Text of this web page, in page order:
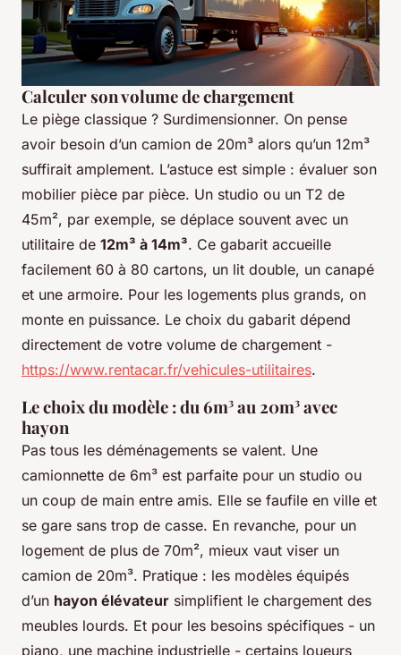
Calculer son volume de chargement
Le piège classique ? Surdimensionner. On pense
avoir besoin d’un camion de 20m³ alors qu’un 12m³
suffirait amplement. L’astuce est simple : évaluer son
mobilier pièce par pièce. Un studio ou un T2 de
45m², par exemple, se déplace souvent avec un
utilitaire de 12m³ à 14m³. Ce gabarit accueille
facilement 60 à 80 cartons, un lit double, un canapé
et une armoire. Pour les logements plus grands, on
monte en puissance. Le choix du gabarit dépend
directement de votre volume de chargement -
https://www.rentacar.fr/vehicules-utilitaires.
Le choix du modèle : du 6m³ au 20m³ avec
hayon
Pas tous les déménagements se valent. Une
camionnette de 6m³ est parfaite pour un studio ou
un coup de main entre amis. Elle se faufile en ville et
se gare sans trop de casse. En revanche, pour un
logement de plus de 70m², mieux vaut viser un
camion de 20m³. Pratique : les modèles équipés
d’un hayon élévateur simplifient le chargement des
meubles lourds. Et pour les besoins spécifiques - un
piano, une machine industrielle - certains loueurs